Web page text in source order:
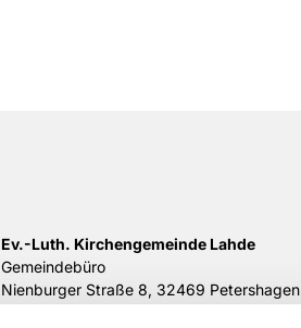
Ev.-Luth. Kirchengemeinde Lahde
Gemeindebüro
Nienburger Straße 8, 32469 Petershagen